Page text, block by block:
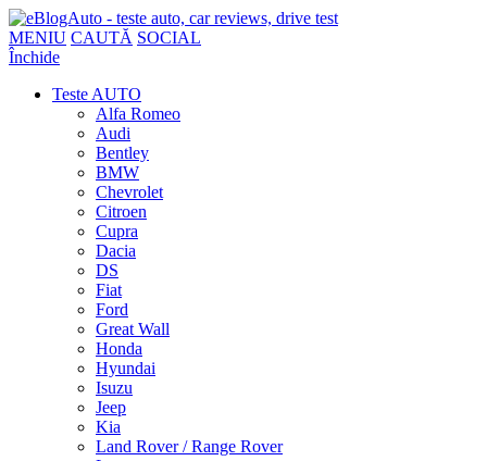
MENIU CAUTĂ SOCIAL
Închide
Teste AUTO
Alfa Romeo
Audi
Bentley
BMW
Chevrolet
Citroen
Cupra
Dacia
DS
Fiat
Ford
Great Wall
Honda
Hyundai
Isuzu
Jeep
Kia
Land Rover / Range Rover